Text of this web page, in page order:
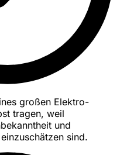
großen Elektro-
tragen, weil
und
sind.